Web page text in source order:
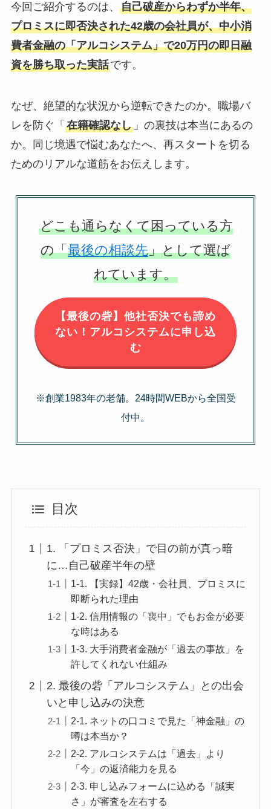
今回ご紹介するのは、 自己破産からわずか半年、
プロミスに即否決された42歳の会社員が、中小消
費者金融の「アルコシステム」で20万円の即日融
資を勝ち取った実話です。
なぜ、絶望的な状況から逆転できたのか。職場バ
レを防ぐ「 在籍確認なし」の裏技は本当にあるの
か。同じ境遇で悩むあなたへ、再スタートを切る
ためのリアルな道筋をお伝えします。
どこも通らなくて困っている方
の「最後の相談先」として選ば
れています。
【最後の砦】他社否決でも諦め
ない！アルコシステムに申し込
む
※創業1983年の老舗。24時間WEBから全国受
付中。
目次
1. 「プロミス否決」で目の前が真っ暗
に…自己破産半年の壁
1-1. 【実録】42歳・会社員、プロミスに
即断られた理由
1-2. 信用情報の「喪中」でもお金が必要
な時はある
1-3. 大手消費者金融が「過去の事故」を
許してくれない仕組み
2. 最後の砦「アルコシステム」との出会
いと申し込みの決意
2-1. ネットの口コミで見た「神金融」の
噂は本当か？
2-2. アルコシステムは「過去」より
「今」の返済能力を見る
2-3. 申し込みフォームに込める「誠実
さ」が審査を左右する